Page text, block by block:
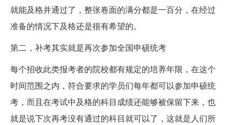
就能及格并通过了，整张卷面的满分都是一百分，在经过
准备的情况下及格还是很有希望的。
第二，补考其实就是再次参加全国申硕统考
每个招收此类报考者的院校都有规定的培养年限，在这个
时间范围之内，符合要求的学员们每年都可以参加申硕统
考，而且在考试中及格的科目成绩还能够被保留下来，也
就是说下次再考没有通过的科目就可以了，这就是人们所